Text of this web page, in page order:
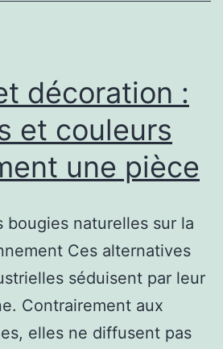
de
fabrication
et
de
décoration :
et couleurs
une pièce
bougies naturelles sur la
Ces alternatives
séduisent par leur
Contrairement aux
elles ne diffusent pas